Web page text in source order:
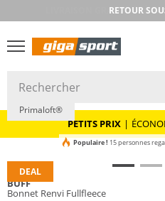
RETOUR
PETITS PRIX
PETITS PRIX |
DEAL
Durable
Primaloft®
Populaire ! 15 personnes
BUFF
Bonnet Renvi Fullfleece